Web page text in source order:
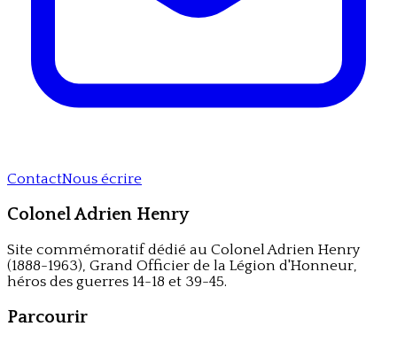
ContactNous écrire
Colonel Adrien Henry
Site commémoratif dédié au Colonel Adrien Henry
(1888-1963), Grand Officier de la Légion d'Honneur,
héros des guerres 14-18 et 39-45.
Parcourir